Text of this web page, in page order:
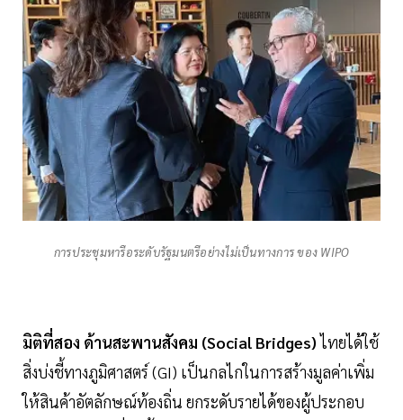
การประชุมหารือระดับรัฐมนตรีอย่างไม่เป็นทางการ ของ WIPO
มิติที่สอง ด้านสะพานสังคม (Social Bridges)ไทยได้ใช้
สิ่งบ่งชี้ทางภูมิศาสตร์ (GI) เป็นกลไกในการสร้างมูลค่าเพิ่ม
ให้สินค้าอัตลักษณ์ท้องถิ่น ยกระดับรายได้ของผู้ประกอบ